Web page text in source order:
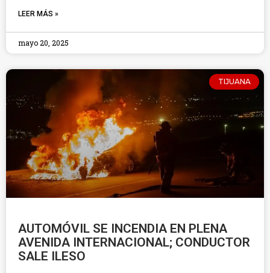
LEER MÁS »
mayo 20, 2025
TIJUANA
AUTOMÓVIL SE INCENDIA EN PLENA
AVENIDA INTERNACIONAL; CONDUCTOR
SALE ILESO